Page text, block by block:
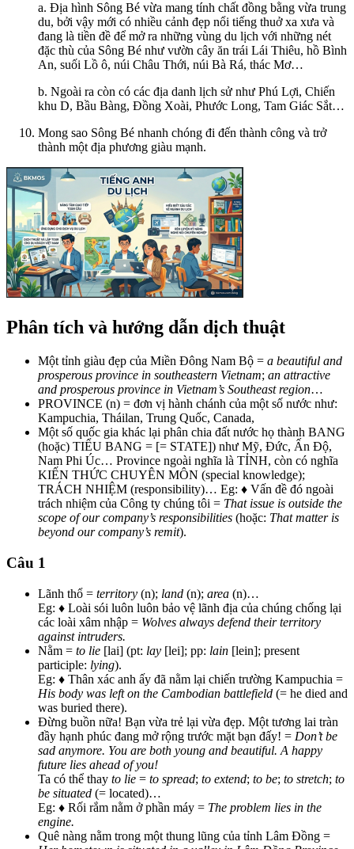
a. Địa hình Sông Bé vừa mang tính chất đồng bằng vừa trung
du, bởi vậy mới có nhiều cảnh đẹp nổi tiếng thuở xa xưa và
đang là tiền đề để mở ra những vùng du lịch với những nét
đặc thù của Sông Bé như vườn cây ăn trái Lái Thiêu, hồ Bình
An, suối Lồ ô, núi Châu Thới, núi Bà Rá, thác Mơ…
b. Ngoài ra còn có các địa danh lịch sử như Phú Lợi, Chiến
khu D, Bầu Bàng, Đồng Xoài, Phước Long, Tam Giác Sắt…
Mong sao Sông Bé nhanh chóng đi đến thành công và trở
thành một địa phương giàu mạnh.
Phân tích và hướng dẫn dịch thuật
Một tỉnh giàu đẹp của Miền Đông Nam Bộ = a beautiful and
prosperous province in southeastern Vietnam; an attractive
and prosperous province in Vietnam’s Southeast region…
PROVINCE (n) = đơn vị hành chánh của một số nước như:
Kampuchia, Tháilan, Trung Quốc, Canada,
Một số quốc gia khác lại phân chia đất nước họ thành BANG
(hoặc) TIỂU BANG = [= STATE]) như Mỹ, Đức, Ấn Độ,
Nam Phi Úc… Province ngoài nghĩa là TỈNH, còn có nghĩa
KIẾN THỨC CHUYÊN MÔN (special knowledge);
TRÁCH NHIỆM (responsibility)… Eg: ♦ Vấn đề đó ngoài
trách nhiệm của Công ty chúng tôi = That issue is outside the
scope of our company’s responsibilities (hoặc: That matter is
beyond our company’s remit).
Câu 1
Lãnh thổ = territory (n); land (n); area (n)…
Eg: ♦ Loài sói luôn luôn bảo vệ lãnh địa của chúng chống lại
các loài xâm nhập = Wolves always defend their territory
against intruders.
Nằm = to lie [lai] (pt: lay [lei]; pp: lain [lein]; present
participle: lying).
Eg: ♦ Thân xác anh ấy đã nằm lại chiến trường Kampuchia =
His body was left on the Cambodian battlefield (= he died and
was buried there).
Đừng buồn nữa! Bạn vừa trẻ lại vừa đẹp. Một tương lai tràn
đầy hạnh phúc đang mở rộng trước mặt bạn đấy! = Don’t be
sad anymore. You are both young and beautiful. A happy
future lies ahead of you!
Ta có thể thay to lie = to spread; to extend; to be; to stretch; to
be situated (= located)…
Eg: ♦ Rối rắm nằm ở phần máy = The problem lies in the
engine.
Quê nàng nằm trong một thung lũng của tỉnh Lâm Đồng =